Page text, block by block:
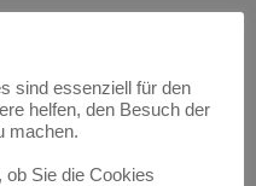
Migrantinnen gestärkt
Milch-Säue“
Migrantinnen gestärkt
Kreis
sind essenziell für den
helfen, den Besuch der
machen.
ob Sie die Cookies